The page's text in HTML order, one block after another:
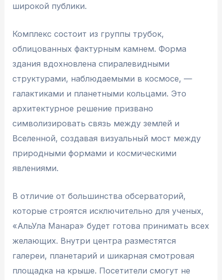
широкой публики.
Комплекс состоит из группы трубок,
облицованных фактурным камнем. Форма
здания вдохновлена спиралевидными
структурами, наблюдаемыми в космосе, —
галактиками и планетными кольцами. Это
архитектурное решение призвано
символизировать связь между землей и
Вселенной, создавая визуальный мост между
природными формами и космическими
явлениями.
В отличие от большинства обсерваторий,
которые строятся исключительно для ученых,
«АльУла Манара» будет готова принимать всех
желающих. Внутри центра разместятся
галереи, планетарий и шикарная смотровая
площадка на крыше. Посетители смогут не